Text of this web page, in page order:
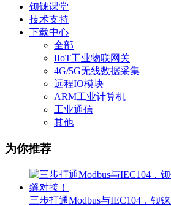
钡铼课堂
技术支持
下载中心
全部
IIoT工业物联网关
4G/5G无线数据采集
远程IO模块
ARM工业计算机
工业通信
其他
为你推荐
三步打通Modbus与IEC104，钡